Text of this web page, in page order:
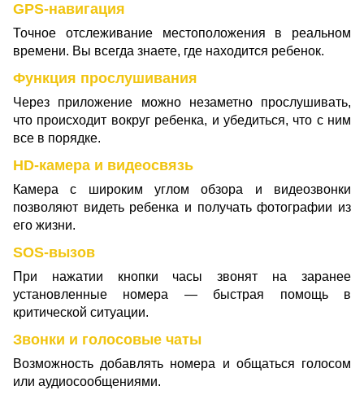
GPS-навигация
Точное отслеживание местоположения в реальном
времени. Вы всегда знаете, где находится ребенок.
Функция прослушивания
Через приложение можно незаметно прослушивать,
что происходит вокруг ребенка, и убедиться, что с ним
все в порядке.
HD-камера и видеосвязь
Камера с широким углом обзора и видеозвонки
позволяют видеть ребенка и получать фотографии из
его жизни.
SOS-вызов
При нажатии кнопки часы звонят на заранее
установленные номера — быстрая помощь в
критической ситуации.
Звонки и голосовые чаты
Возможность добавлять номера и общаться голосом
или аудиосообщениями.